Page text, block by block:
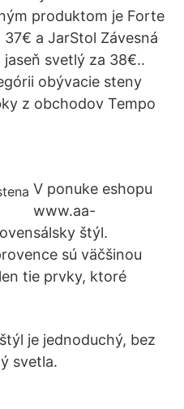
produktom je Forte
37€ a JarStol Závesná
jaseň svetlý za 38€..
obývacie steny
z obchodov Tempo
V ponuke eshopu
www.aa-
štýl.
sú väčšinou
tie prvky, ktoré
je jednoduchý, bez
svetla.